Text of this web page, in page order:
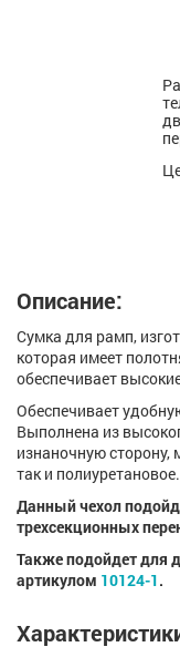
Описание:
Сумка для рамп,
которая имеет
обеспечивает
Обеспечивает
Выполнена из
изнаночную
так и полиуретановое.
Данный чехол
трехсекционных
Также подойдет для
артикулом 10124-1.